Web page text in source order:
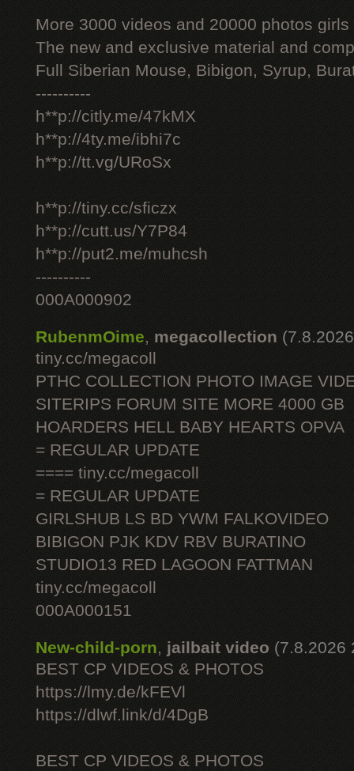
More 3000 videos and 20000 photos
The new and exclusive material and
Full Siberian Mouse, Bibigon, Syrup,
----------
h**p://citly.me/47kMX
h**p://4ty.me/ibhi7c
h**p://tt.vg/URoSx
h**p://tiny.cc/sficzx
h**p://cutt.us/Y7P84
h**p://put2.me/muhcsh
----------
000A000902
RubenmOime, megacollection
tiny.cc/megacoll
PTHC COLLECTION PHOTO IMAGE
SITERIPS FORUM SITE MORE 4000 GB
HOARDERS HELL BABY HEARTS OPVA
= REGULAR UPDATE
==== tiny.cc/megacoll
= REGULAR UPDATE
GIRLSHUB LS BD YWM FALKOVIDEO
BIBIGON PJK KDV RBV BURATINO
STUDIO13 RED LAGOON FATTMAN
tiny.cc/megacoll
000A000151
New-child-porn, jailbait video (7.8.2026
BEST CP VIDEOS & PHOTOS
https://lmy.de/kFEVl
https://dlwf.link/d/4DgB
BEST CP VIDEOS & PHOTOS